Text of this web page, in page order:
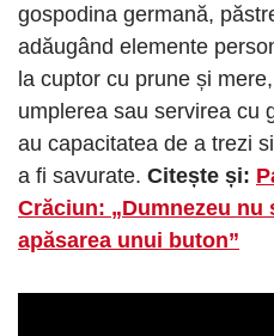
gospodina germană,
adăugând elemente
la cuptor cu prune și
umplerea sau servirea cu
au capacitatea de a trezi
a fi savurate. Citește și:
Crăciun: „Dumnezeu nu
apăsarea unui buton”